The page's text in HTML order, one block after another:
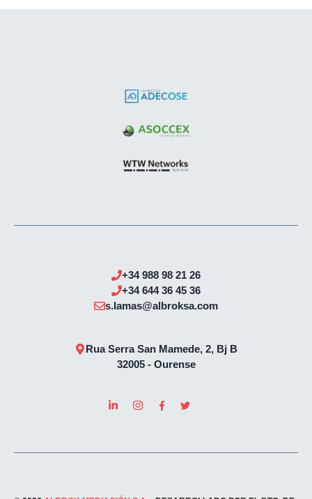
+34988 98 21 26
+34644 36 45 36
s.lamas@albroksa.com
Rua Serra San Mamede, 2, Bj B
32005 - Ourense